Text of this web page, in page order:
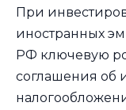
При
иностранных
РФ ключевую
соглашения об